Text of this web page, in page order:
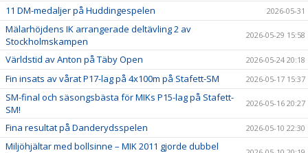
11 DM-medaljer på Huddingespelen 2026-05-31
Mälarhöjdens IK arrangerade deltävling 2 av
Stockholmskampen
2026-05-29 15:58
Världstid av Anton på Täby Open 2026-05-24 20:18
Fin insats av vårat P17-lag på 4x100m på Stafett-SM 2026-05-17 15:37
SM-final och säsongsbästa för MIKs P15-lag på Stafett-
SM!
2026-05-16 20:27
Fina resultat på Danderydsspelen 2026-05-10 22:30
Miljöhjältar med bollsinne – MIK 2011 gjorde dubbel